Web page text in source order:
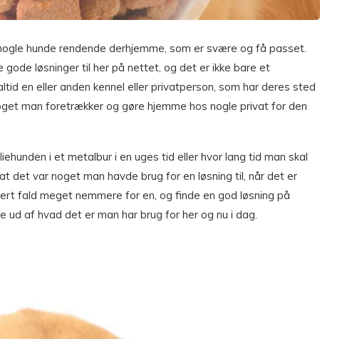
hunde rendende derhjemme, som er svære og få passet.
løsninger til her på nettet, og det er ikke bare et
en eller anden kennel eller privatperson, som har deres sted
man foretrækker og gøre hjemme hos nogle privat for den
i et metalbur i en uges tid eller hvor lang tid man skal
det var noget man havde brug for en løsning til, når det er
fald meget nemmere for en, og finde en god løsning på
af hvad det er man har brug for her og nu i dag.